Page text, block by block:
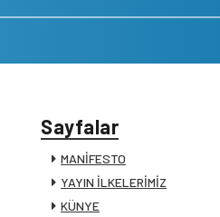
Sayfalar
MANİFESTO
YAYIN İLKELERİMİZ
KÜNYE